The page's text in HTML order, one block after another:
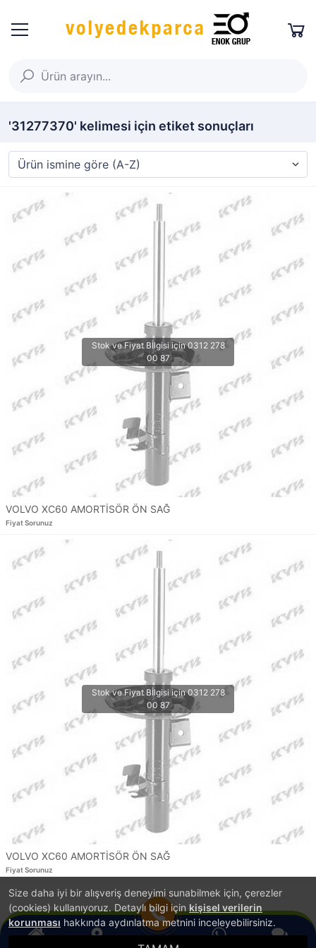
Size daha iyi bir alışveriş deneyimi sunabilmek için, çerezler
(cookies) kullanıyoruz. Detaylı bilgi için kişisel verilerin
korunması hakkında aydınlatma metnini inceleyebilirsiniz.
'31277370' kelimesi için etiket sonuçları
VOLVO XC60 AMORTİSÖR ÖN SAĞ
Fiyat Sorunuz
VOLVO XC60 AMORTİSÖR ÖN SAĞ
Fiyat Sorunuz
1